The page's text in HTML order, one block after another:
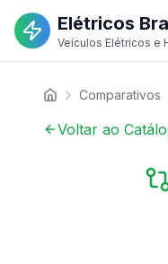
Elétricos
Veículos Elétricos e
Comparativos
Voltar ao